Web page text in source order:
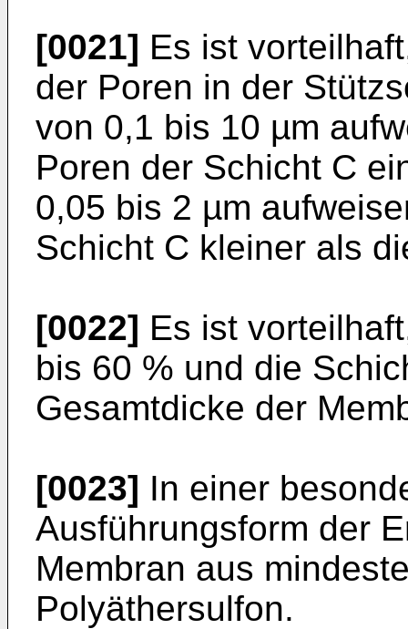
[0021] Es ist
der Poren in der
von 0,1 bis 10 µm
Poren der Schicht C
0,05 bis 2 µm
Schicht C kleiner als
[0022] Es ist
bis 60 % und die
Gesamtdicke der
[0023] In einer
Ausführungsform der
Membran aus
Polyäthersulfon.